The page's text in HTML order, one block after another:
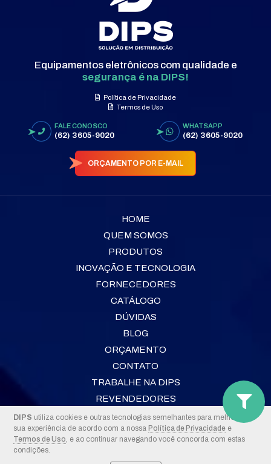
DIPS utiliza cookies e outras tecnologias semelhantes para melhorar a
sua experiência de acordo com a nossa Política de Privacidade e
Termos de Uso, e ao continuar navegando você concorda com estas
condições.
Equipamentos eletrônicos com qualidade e
segurança é na DIPS!
Política de Privacidade
Termos de Uso
FALE CONOSCO
(62) 3605-9020
WHATSAPP
(62) 3605-9020
ORÇAMENTO POR E-MAIL
HOME
QUEM SOMOS
PRODUTOS
INOVAÇÃO E TECNOLOGIA
FORNECEDORES
CATÁLOGO
DÚVIDAS
BLOG
ORÇAMENTO
CONTATO
TRABALHE NA DIPS
REVENDEDORES
2026 © DIPS